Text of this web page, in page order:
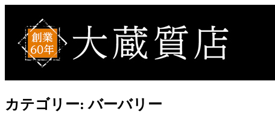
content
買取事例ブログ
ブランド品やバッグ、時計の買取情報を中心に、アイテムの
カテゴリー:バーバリー